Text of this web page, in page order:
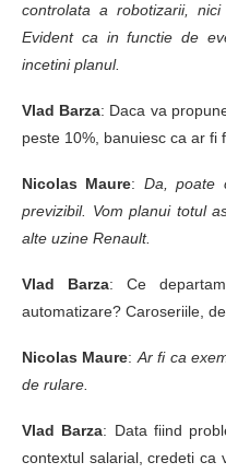
controlata a robotizarii,
Evident ca in functie de
incetini planul.
Vlad Barza: Daca va
peste 10%, banuiesc ca ar fi
Nicolas Maure: Da, poate
previzibil. Vom planui totul
alte uzine Renault.
Vlad Barza: Ce
automatizare? Caroseriile,
Nicolas Maure: Ar fi ca
de rulare.
Vlad Barza: Data fiind
contextul salarial, credeti ca